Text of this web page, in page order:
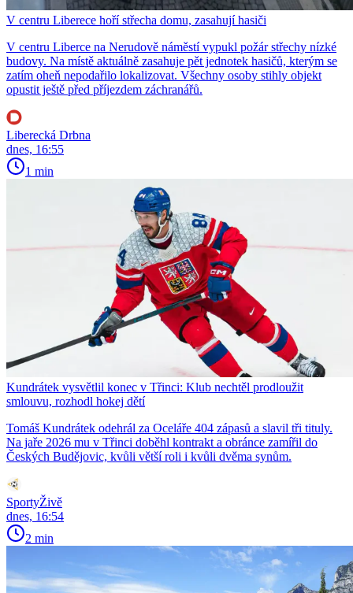
V centru Liberece hoří střecha domu, zasahují hasiči
V centru Liberce na Nerudově náměstí vypukl požár střechy nízké
budovy. Na místě aktuálně zasahuje pět jednotek hasičů, kterým se
zatím oheň nepodařilo lokalizovat. Všechny osoby stihly objekt
opustit ještě před příjezdem záchranářů.
Liberecká Drbna
dnes, 16:55
1 min
Kundrátek vysvětlil konec v Třinci: Klub nechtěl prodloužit
smlouvu, rozhodl hokej dětí
Tomáš Kundrátek odehrál za Oceláře 404 zápasů a slavil tři tituly.
Na jaře 2026 mu v Třinci doběhl kontrakt a obránce zamířil do
Českých Budějovic, kvůli větší roli i kvůli dvěma synům.
SportyŽivě
dnes, 16:54
2 min